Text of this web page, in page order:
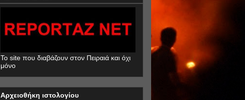
To site που διαβάζουν στον Πειραιά και όχι
μόνο
Αρχειοθήκη ιστολογίου